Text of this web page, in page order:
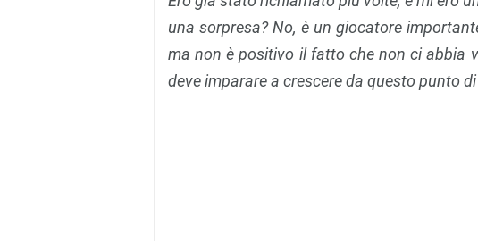
una sorpresa? No, è un giocatore
ma non è positivo il fatto che non ci abbia
deve imparare a crescere da questo punto